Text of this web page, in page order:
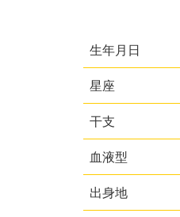
生年月日
星座
干支
血液型
出身地